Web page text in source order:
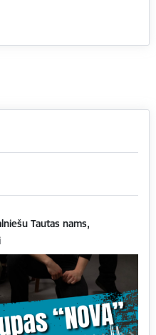
Tautas nams,